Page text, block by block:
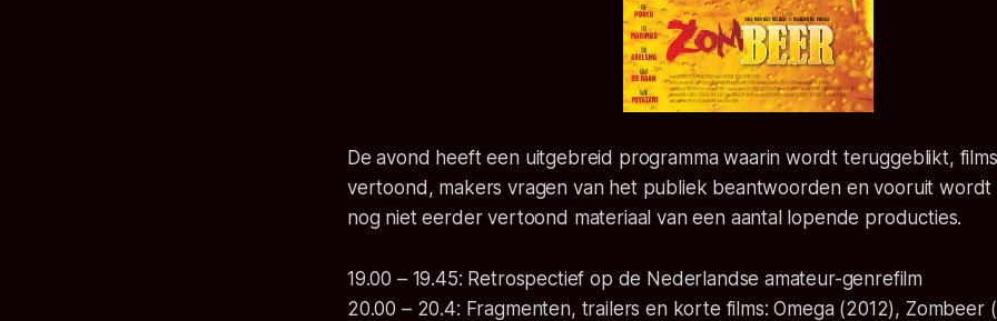
De avond heeft een uitgebreid programma waarin wordt teruggeblikt,
vertoond, makers vragen van het publiek beantwoorden en vooruit
nog niet eerder vertoond materiaal van een aantal lopende producties.
19.00 – 19.45: Retrospectief op de Nederlandse amateur-genrefilm
20.00 – 20.4: Fragmenten, trailers en korte films: Omega (2012), Zombeer